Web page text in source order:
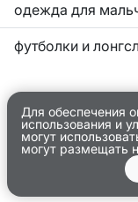
одежда для
футболки и
Для обеспечения
использования и
могут
могут размещать